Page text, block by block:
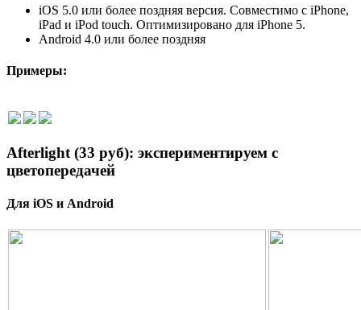
iOS 5.0 или более поздняя версия. Совместимо с iPhone,
iPad и iPod touch. Оптимизировано для iPhone 5.
Android 4.0 или более поздняя
Примеры:
Afterlight (33 руб): экспериментируем с
цветопередачей
Для iOS и Android